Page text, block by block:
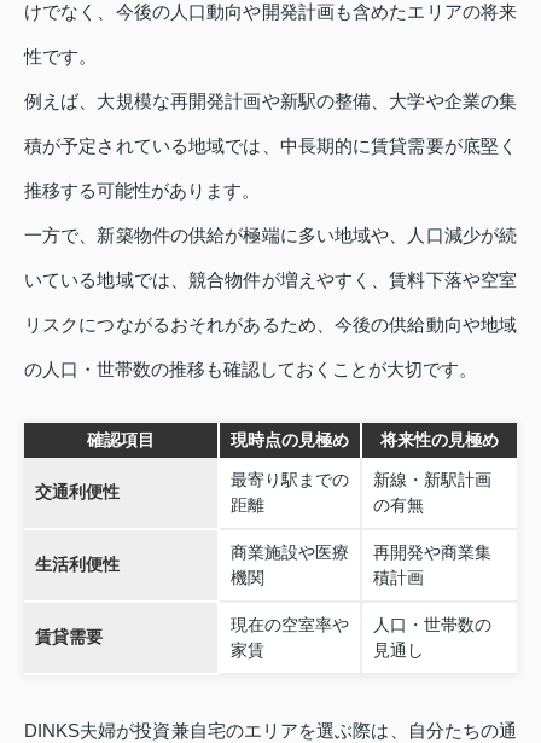
けでなく、今後の人口動向や開発計画も含めたエリアの将来
性です。
例えば、大規模な再開発計画や新駅の整備、大学や企業の集
積が予定されている地域では、中長期的に賃貸需要が底堅く
推移する可能性があります。
一方で、新築物件の供給が極端に多い地域や、人口減少が続
いている地域では、競合物件が増えやすく、賃料下落や空室
リスクにつながるおそれがあるため、今後の供給動向や地域
の人口・世帯数の推移も確認しておくことが大切です。
確認項目 現時点の見極め 将来性の見極め
交通利便性
最寄り駅までの
距離
新線・新駅計画
の有無
生活利便性
商業施設や医療
機関
再開発や商業集
積計画
賃貸需要
現在の空室率や
家賃
人口・世帯数の
見通し
DINKS夫婦が投資兼自宅のエリアを選ぶ際は、自分たちの通